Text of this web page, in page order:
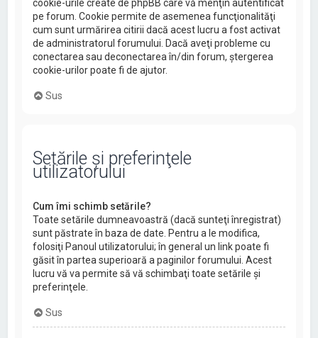
cookie-urile create de phpBB care vă menţin autentificat
pe forum. Cookie permite de asemenea funcţionalităţi
cum sunt urmărirea citirii dacă acest lucru a fost activat
de administratorul forumului. Dacă aveţi probleme cu
conectarea sau deconectarea în/din forum, ştergerea
cookie-urilor poate fi de ajutor.
Sus
Setările şi preferinţele
utilizatorului
Cum îmi schimb setările?
Toate setările dumneavoastră (dacă sunteţi înregistrat)
sunt păstrate în baza de date. Pentru a le modifica,
folosiţi Panoul utilizatorului; în general un link poate fi
găsit în partea superioară a paginilor forumului. Acest
lucru vă va permite să vă schimbaţi toate setările şi
preferinţele.
Sus